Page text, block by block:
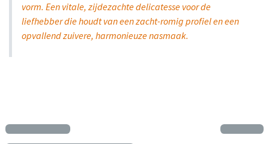
vorm. Een vitale, zijdezachte delicatesse voor de
liefhebber die houdt van een zacht-romig profiel en een
opvallend zuivere, harmonieuze nasmaak.